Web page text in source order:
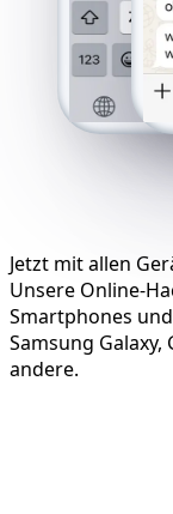
Jetzt mit allen
Unsere Online-
Smartphones
Samsung Galaxy,
andere.